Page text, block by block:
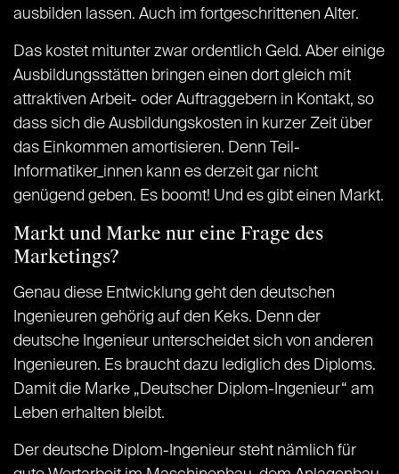
ausbilden lassen. Auch im fortgeschrittenen Alter.
Das kostet mitunter zwar ordentlich Geld. Aber einige
Ausbildungsstätten bringen einen dort gleich mit
attraktiven Arbeit- oder Auftraggebern in Kontakt, so
dass sich die Ausbildungskosten in kurzer Zeit über
das Einkommen amortisieren. Denn Teil-
Informatiker_innen kann es derzeit gar nicht
genügend geben. Es boomt! Und es gibt einen Markt.
Markt und Marke nur eine Frage des
Marketings?
Genau diese Entwicklung geht den deutschen
Ingenieuren gehörig auf den Keks. Denn der
deutsche Ingenieur unterscheidet sich von anderen
Ingenieuren. Es braucht dazu lediglich des Diploms.
Damit die Marke „Deutscher Diplom-Ingenieur“ am
Leben erhalten bleibt.
Der deutsche Diplom-Ingenieur steht nämlich für